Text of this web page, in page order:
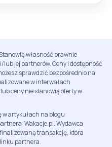
własność prawnie
lub jej partnerów. Ceny i dostępność
sprawdzić bezpośrednio na
w interwałach
ceny nie stanowią oferty w
artykułach na blogu
Wakacje.pl. Wydawca
transakcję, która
partnera.